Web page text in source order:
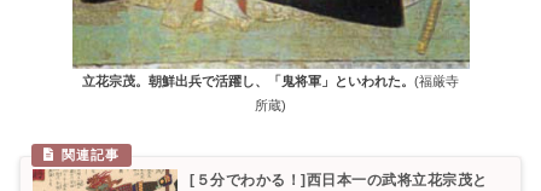
立花宗茂。朝鮮出兵で活躍し、「鬼将軍」といわれた。 (福厳寺
所蔵)
[５分でわかる！]西日本一の武将立花宗茂と